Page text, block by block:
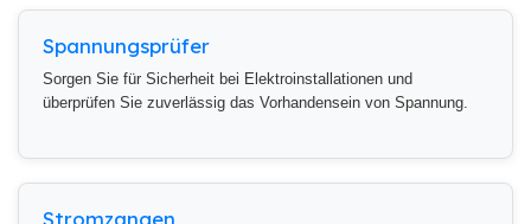
Spannungsprüfer
Sorgen Sie für Sicherheit bei Elektroinstallationen und
überprüfen Sie zuverlässig das Vorhandensein von Spannung.
Stromzangen